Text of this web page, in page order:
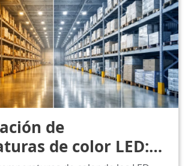
de
de color LED: